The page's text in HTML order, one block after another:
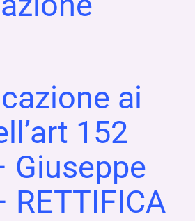
ai
152
Giuseppe
RETTIFICA